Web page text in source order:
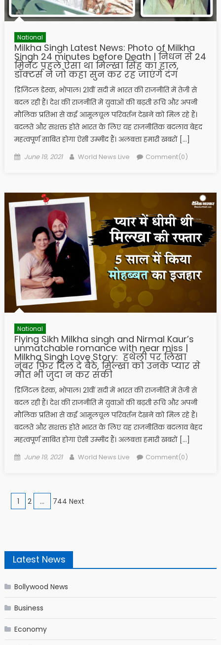
National
Milkha Singh Latest News: Photo of Milkha
Singh 24 minutes before Death | निधन से 24
मिनट पहले ऐसा था मिल्खा सिंह का हाल,
डॉक्टर्स ने जो कहा सुन कर रह जाएंगे दंग
डिजिटल डेस्क, भोपाल। 21वीं सदी में भारत की राजनीति में तेजी से
बदल रही हैं। देश की राजनीति में युवाओं की बढ़ती रूचि और अपनी
मौलिक प्रतिभा से कई आमूलचूल परिवर्तन देखने को मिल रहे हैं।
बदलते और सशक्त होते भारत के लिए यह राजनीतिक बदलाव बेहद
महत्वपूर्ण साबित होगा ऐसी उम्मीद हैं। अलबत्ता हमारी खबरों […]
Posted on
June 19, 2021 Author
World News Live Comment(0)
National
Flying Sikh Milkha singh and Nirmal Kaur’s
unmatchable romance with near miss |
Milkha Singh Love Story: हथेली पर लिखा
नंबर फिर दिल दे बैठे, मिल्खा को उनके प्यार से
मौत भी जुदा न कर सकी
डिजिटल डेस्क, भोपाल। 21वीं सदी में भारत की राजनीति में तेजी से
बदल रही हैं। देश की राजनीति में युवाओं की बढ़ती रूचि और अपनी
मौलिक प्रतिभा से कई आमूलचूल परिवर्तन देखने को मिल रहे हैं।
बदलते और सशक्त होते भारत के लिए यह राजनीतिक बदलाव बेहद
महत्वपूर्ण साबित होगा ऐसी उम्मीद हैं। अलबत्ता हमारी खबरों […]
Posted on
June 19, 2021 Author
World News Live Comment(0)
Posts navigation
1 2 … 744 Next
Latest News
Bollywood News
Business
Economy